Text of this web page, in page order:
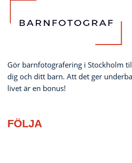
Gör barnfotografering i Stockholm
dig och ditt barn. Att det ger
livet är en bonus!
FÖLJA